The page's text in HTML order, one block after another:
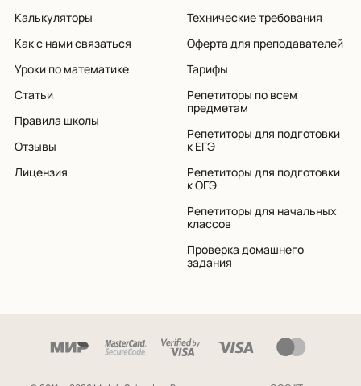
Калькуляторы
Как с нами связаться
Уроки по математике
Статьи
Правила школы
Отзывы
Лицензия
Технические требования
Оферта для преподавателей
Тарифы
Репетиторы по всем
предметам
Репетиторы для подготовки
к ЕГЭ
Репетиторы для подготовки
к ОГЭ
Репетиторы для начальных
классов
Проверка домашнего
задания